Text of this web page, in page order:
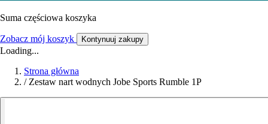
Suma częściowa koszyka
Zobacz mój koszyk Kontynuuj zakupy
Loading...
Strona główna
/ Zestaw nart wodnych Jobe Sports Rumble 1P